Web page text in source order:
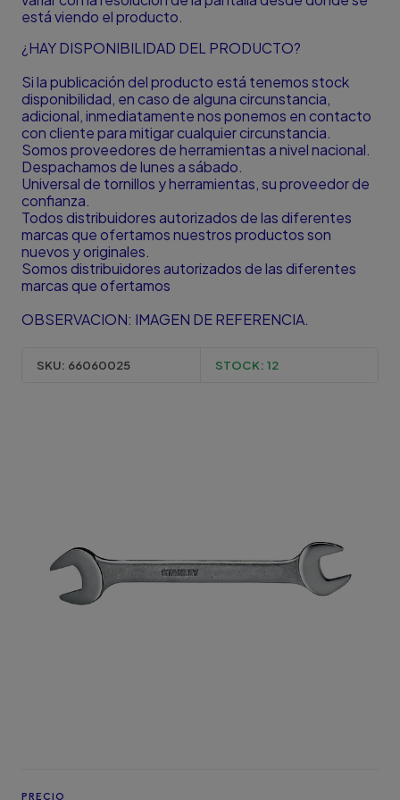
está viendo el producto.
¿HAY DISPONIBILIDAD DEL PRODUCTO?
Si la publicación del producto está tenemos stock
disponibilidad, en caso de alguna circunstancia,
adicional, inmediatamente nos ponemos en contacto
con cliente para mitigar cualquier circunstancia.
Somos proveedores de herramientas a nivel nacional.
Despachamos de lunes a sábado.
Universal de tornillos y herramientas, su proveedor de
confianza.
Todos distribuidores autorizados de las diferentes
marcas que ofertamos nuestros productos son
nuevos y originales.
Somos distribuidores autorizados de las diferentes
marcas que ofertamos
OBSERVACION: IMAGEN DE REFERENCIA.
SKU: 66060025 STOCK: 12
PRECIO